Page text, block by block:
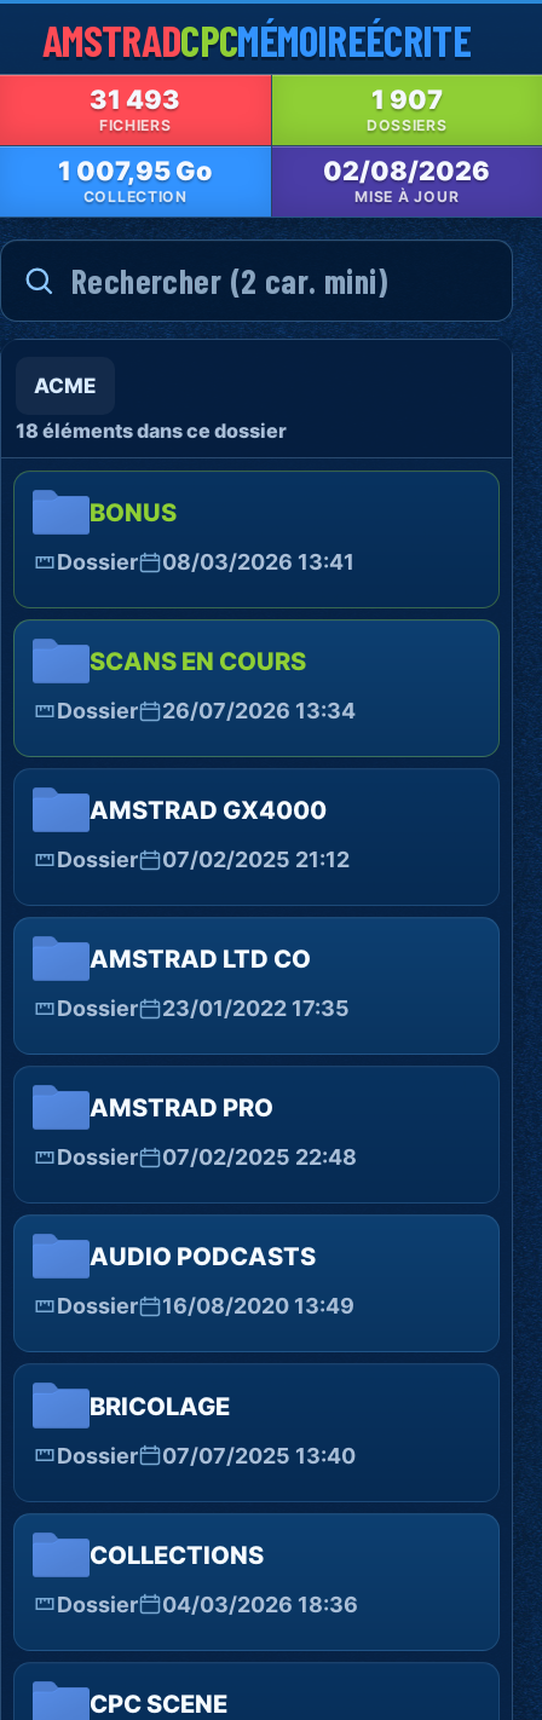
AMSTRADCPCMÉMOIREÉCRITE
31 493
FICHIERS
1 907
DOSSIERS
1 007,95 Go
COLLECTION
02/08/2026
MISE À JOUR
ACME
18 éléments dans ce dossier
BONUS
Dossier 08/03/2026 13:41
SCANS EN COURS
Dossier 26/07/2026 13:34
AMSTRAD GX4000
Dossier 07/02/2025 21:12
AMSTRAD LTD CO
Dossier 23/01/2022 17:35
AMSTRAD PRO
Dossier 07/02/2025 22:48
AUDIO PODCASTS
Dossier 16/08/2020 13:49
BRICOLAGE
Dossier 07/07/2025 13:40
COLLECTIONS
Dossier 04/03/2026 18:36
CPC SCENE